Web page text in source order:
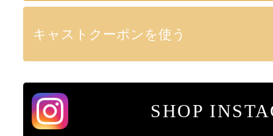
キャストクーポンを使う
SHOP